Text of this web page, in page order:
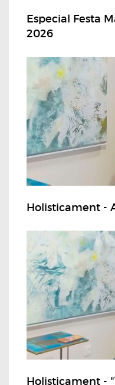
Especial Festa
2026
Holisticament -
Holisticament -